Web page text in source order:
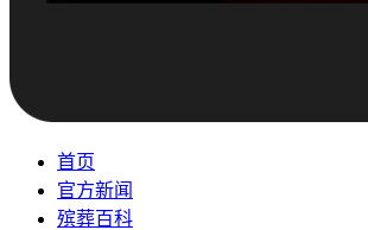
首页
官方新闻
殡葬百科